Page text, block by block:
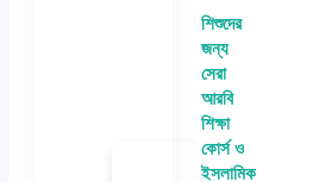
শিশুদের
জন্য
সেরা
আরবি
শিক্ষা
কোর্স ও
ইসলামিক